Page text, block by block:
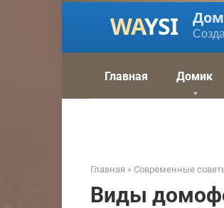
Главная Домик
Главная » Современные
Виды